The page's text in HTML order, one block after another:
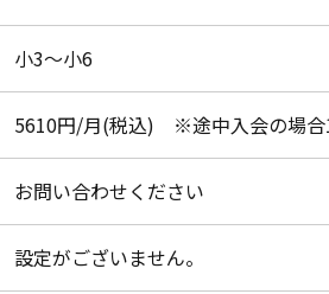
小3～小6
5610円/月(税込) ※途中入会の場合
お問い合わせください
設定がございません。